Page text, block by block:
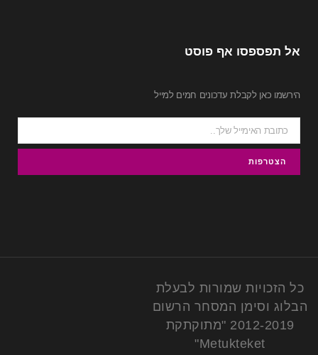
אל תפספסו אף פוסט
הירשמו כאן לקבלת עדכונים חמים למייל
כל הזכויות שמורות לבעלת
הבלוג וסימן המסחר הרשום
2012-2019 "מתוקתקת
Metukteket"